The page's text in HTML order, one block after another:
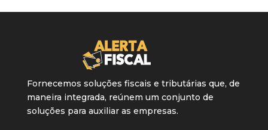
Fornecemos soluções fiscais e tributárias que, de
maneira integrada, reúnem um conjunto de
soluções para auxiliar as empresas.